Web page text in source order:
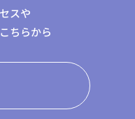
スや
ちらから